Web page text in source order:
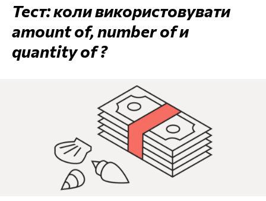
Тест: коли використовувати
amount of, number of и
quantity of ?